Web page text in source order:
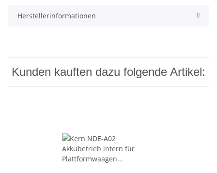
Herstellerinformationen
Kunden kauften dazu folgende Artikel: